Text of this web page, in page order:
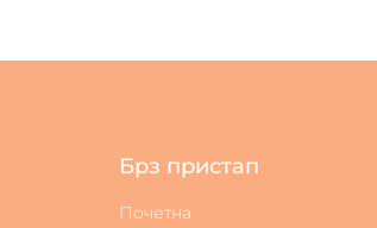
Брз пристап
Почетна